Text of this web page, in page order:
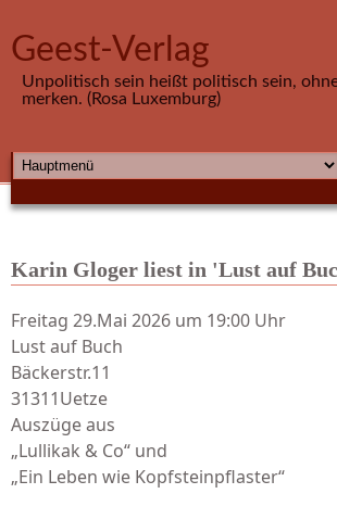
Geest-Verlag
Unpolitisch sein heißt politisch sein,
merken. (Rosa Luxemburg)
HAUPTMENÜ
Karin Gloger liest in 'Lust auf
Freitag 29.Mai 2026 um 19:00 Uhr
Lust auf Buch
Bäckerstr.11
31311Uetze
Auszüge aus
„Lullikak & Co“ und
„Ein Leben wie Kopfsteinpflaster“